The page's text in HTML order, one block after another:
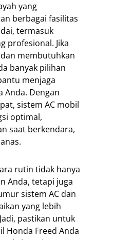
yang
berbagai fasilitas
termasuk
profesional. Jika
membutuhkan
banyak pilihan
menjaga
Anda. Dengan
sistem AC mobil
optimal,
saat berkendara,
rutin tidak hanya
Anda, tetapi juga
sistem AC dan
yang lebih
pastikan untuk
Honda Freed Anda